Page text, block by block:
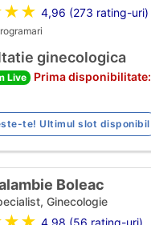
4,96 (273 rating-uri)
ginecologica
Live Prima disponibilitate:
te! Ultimul slot disponibil
Boleac
Ginecologie
4,98 (56 rating-uri)